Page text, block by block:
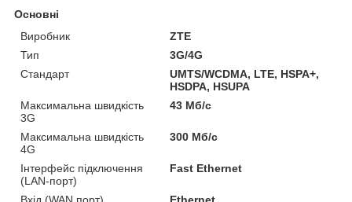
Основні
Виробник
ZTE
Тип
3G/4G
Стандарт
UMTS/WCDMA, LTE, HSPA+,
HSDPA, HSUPA
Максимальна швидкість
3G
43 Мб/с
Максимальна швидкість
4G
300 Мб/с
Інтерфейс підключення
(LAN-порт)
Fast Ethernet
Вхід (WAN порт)
Ethernet